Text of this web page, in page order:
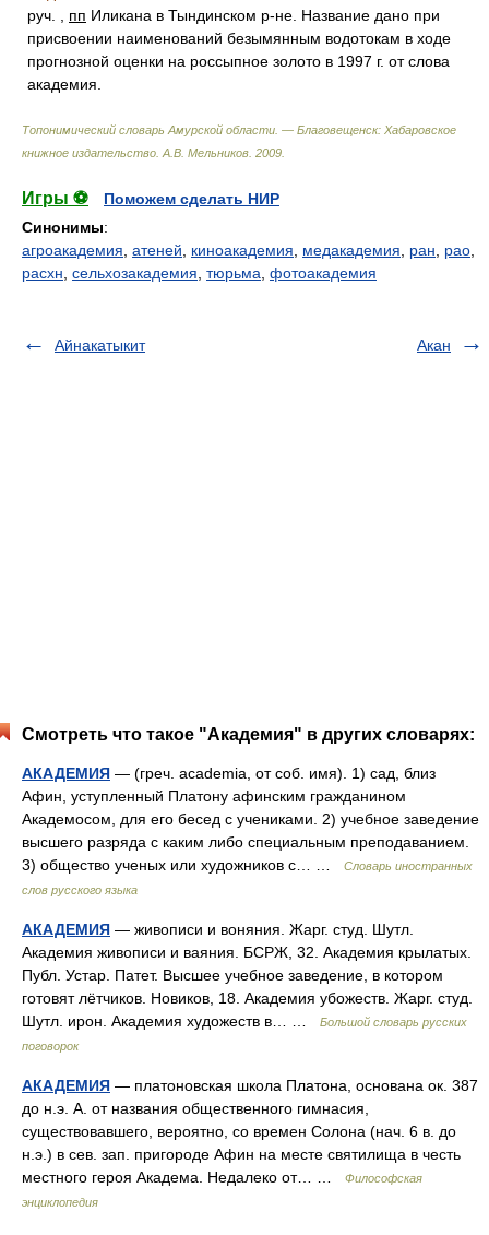
руч. , пп Иликана в Тындинском р-не. Название дано при
присвоении наименований безымянным водотокам в ходе
прогнозной оценки на россыпное золото в 1997 г. от слова
академия.
Топонимический словарь Амурской области. — Благовещенск: Хабаровское
книжное издательство А.В. Мельников 2009
Игры ⚽
Поможем сделать НИР
Синонимы:
агроакадемия атеней киноакадемия медакадемия ран рао
расхн сельхозакадемия тюрьма фотоакадемия
Айнакатыкит Акан
Смотреть что такое "Академия" в других словарях:
АКАДЕМИЯ — (греч. academia, от соб. имя). 1) сад, близ
Афин, уступленный Платону афинским гражданином
Академосом, для его бесед с учениками. 2) учебное заведение
высшего разряда с каким либо специальным преподаванием.
3) общество ученых или художников с… …
Словарь иностранных
слов русского языка
АКАДЕМИЯ — живописи и воняния. Жарг. студ. Шутл.
Академия живописи и ваяния. БСРЖ, 32. Академия крылатых.
Публ. Устар. Патет. Высшее учебное заведение, в котором
готовят лётчиков. Новиков, 18. Академия убожеств. Жарг. студ.
Шутл. ирон. Академия художеств в… …
Большой словарь русских
поговорок
АКАДЕМИЯ — платоновская школа Платона, основана ок. 387
до н.э. А. от названия общественного гимнасия,
существовавшего, вероятно, со времен Солона (нач. 6 в. до
н.э.) в сев. зап. пригороде Афин на месте святилища в честь
местного героя Академа. Недалеко от… …
Философская
энциклопедия